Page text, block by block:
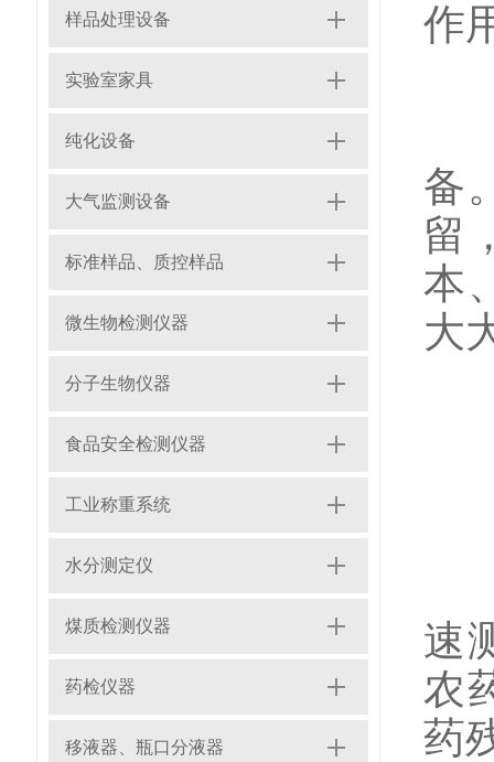
样品处理设备
实验室家具
纯化设备
大气监测设备
标准样品、质控样品
微生物检测仪器
分子生物仪器
食品安全检测仪器
工业称重系统
水分测定仪
煤质检测仪器
药检仪器
移液器、瓶口分液器
作
备
留
本
大
速
农
药